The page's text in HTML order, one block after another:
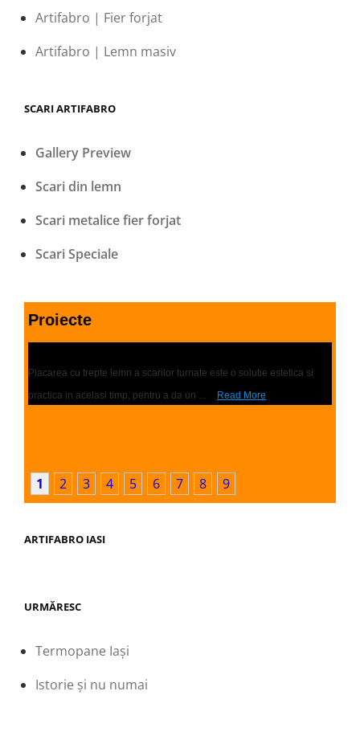
Artifabro | Fier forjat
Artifabro | Lemn masiv
SCARI ARTIFABRO
Gallery Preview
Scari din lemn
Scari metalice fier forjat
Scari Speciale
Proiecte
Placarea cu trepte lemn a scarilor turnate este o solutie estetica si
practica in acelasi timp, pentru a da un ...
Read More
1 2 3 4 5 6 7 8 9
ARTIFABRO IASI
URMĂRESC
Termopane Iași
Istorie și nu numai